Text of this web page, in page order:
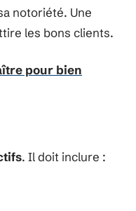
notoriété. Une
les bons clients.
pour bien
. Il doit inclure :